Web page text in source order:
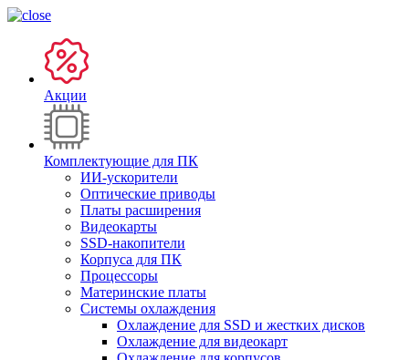
Акции
Комплектующие для ПК
ИИ-ускорители
Оптические приводы
Платы расширения
Видеокарты
SSD-накопители
Корпуса для ПК
Процессоры
Материнские платы
Системы охлаждения
Охлаждение для SSD и жестких дисков
Охлаждение для видеокарт